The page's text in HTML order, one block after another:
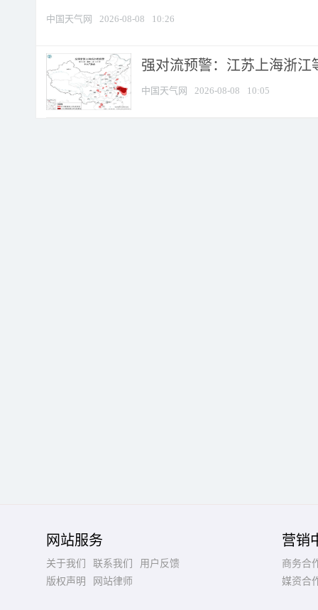
中国天气网 2026-08-08 10:26
强对流预警：江苏上海浙江
中国天气网 2026-08-08 10:05
网站服务
关于我们 联系我们
用户反馈
版权声明
网站律师
营销
商务合
媒资合